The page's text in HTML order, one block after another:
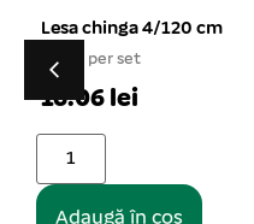
Zgarda strangulanta
metalica 3 randuri
1 buc. per set